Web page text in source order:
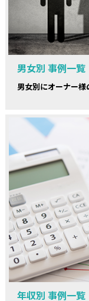
男女別 事例一覧
男女別にオーナー様
年収別 事例一覧